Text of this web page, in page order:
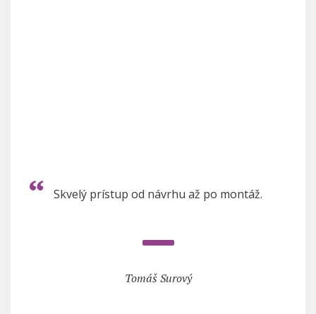
Skvelý prístup od návrhu až po montáž.
Tomáš Surový